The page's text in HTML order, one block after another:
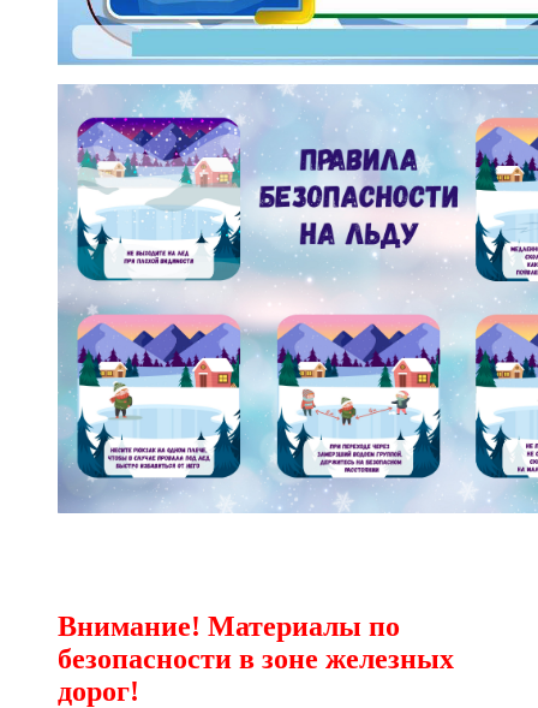
Внимание! Материалы по
безопасности в зоне железных
дорог!